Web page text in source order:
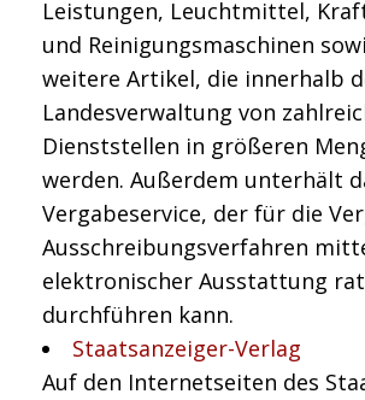
Leistungen, Leuchtmittel,
und Reinigungsmaschinen
weitere Artikel, die innerhalb
Landesverwaltung von
Dienststellen in größeren
werden. Außerdem unterhält
Vergabeservice, der für die
Ausschreibungsverfahren
elektronischer Ausstattung
durchführen kann.
Staatsanzeiger-Verlag
Auf den Internetseiten des